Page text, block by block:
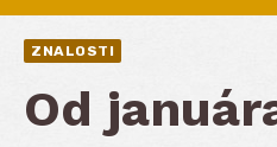
ZNALOSTI
Od